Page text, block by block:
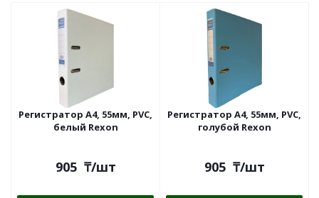
Регистратор A4, 55мм, PVC,
белый Rexon
905 ₸/шт
Регистратор A4, 55мм, PVC,
голубой Rexon
905 ₸/шт